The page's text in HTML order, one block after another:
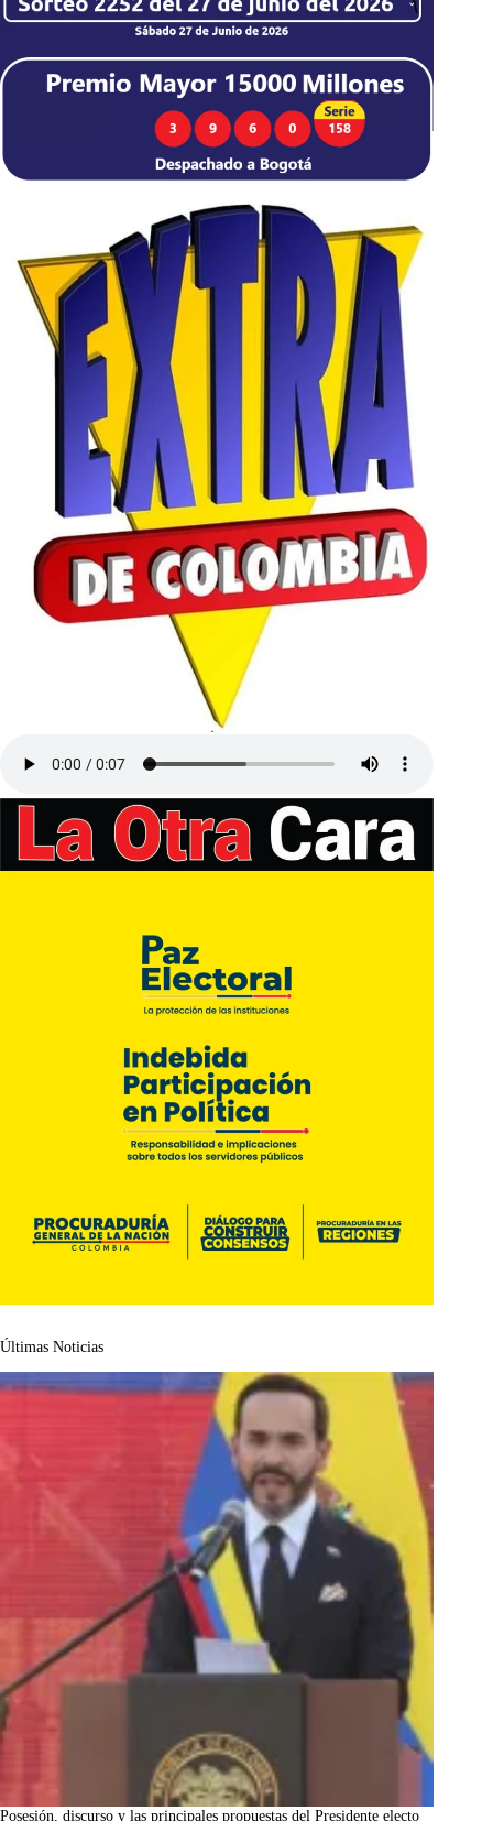
Últimas Noticias
Posesión, discurso y las principales propuestas del Presidente electo